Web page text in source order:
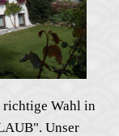
richtige Wahl in
Unser